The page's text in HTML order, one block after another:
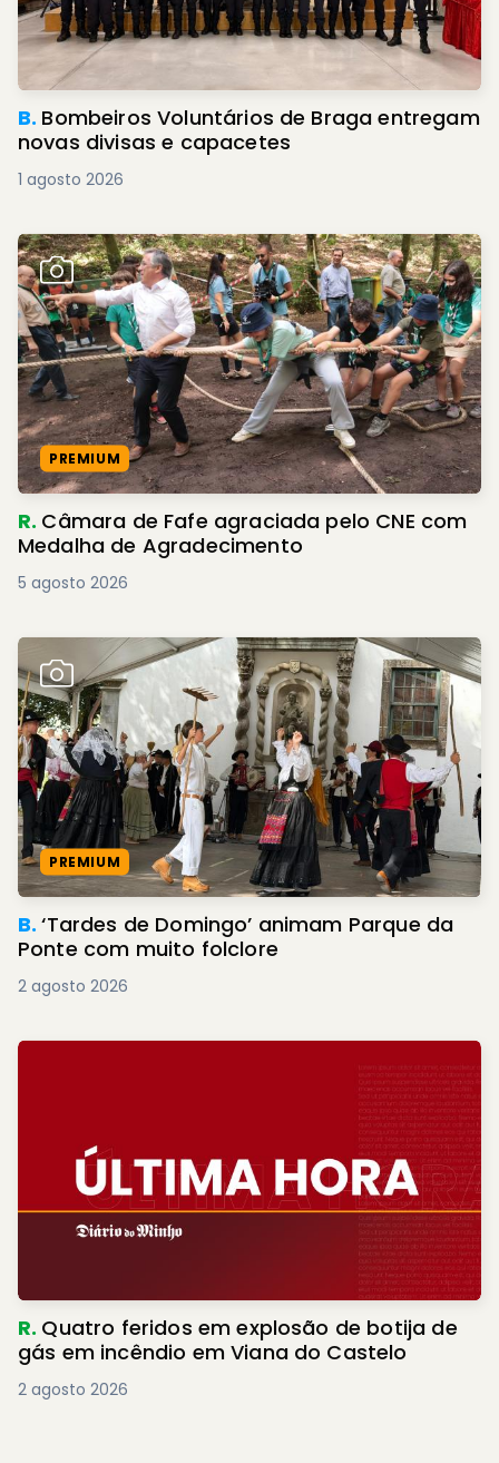
B. Bombeiros Voluntários de Braga entregam
novas divisas e capacetes
1 agosto 2026
PREMIUM
R. Câmara de Fafe agraciada pelo CNE com
Medalha de Agradecimento
5 agosto 2026
PREMIUM
B.‘Tardes de Domingo’ animam Parque da
Ponte com muito folclore
2 agosto 2026
R. Quatro feridos em explosão de botija de
gás em incêndio em Viana do Castelo
2 agosto 2026